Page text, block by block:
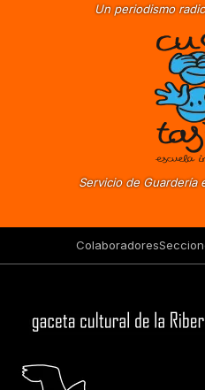
Un periodismo
Servicio de Guardería
Colaboradores